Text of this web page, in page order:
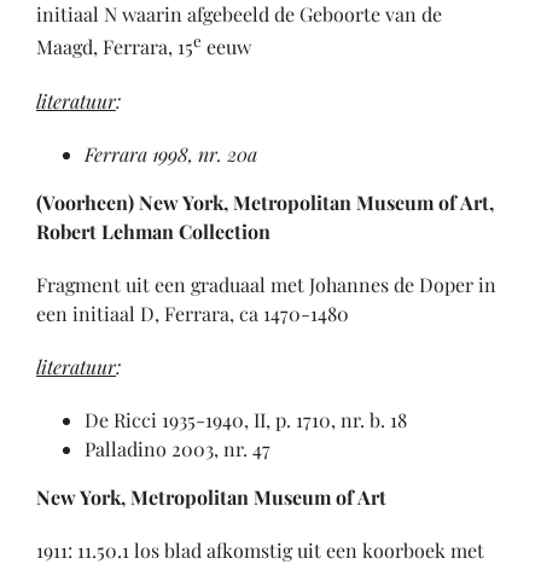
initiaal N waarin afgebeeld de Geboorte van de
Maagd, Ferrara, 15e eeuw
literatuur:
Ferrara 1998, nr. 20a
(Voorheen) New York, Metropolitan Museum of Art,
Robert Lehman Collection
Fragment uit een graduaal met Johannes de Doper in
een initiaal D, Ferrara, ca 1470-1480
literatuur:
De Ricci 1935-1940, II, p. 1710, nr. b. 18
Palladino 2003, nr. 47
New York, Metropolitan Museum of Art
1911: 11.50.1 los blad afkomstig uit een koorboek met